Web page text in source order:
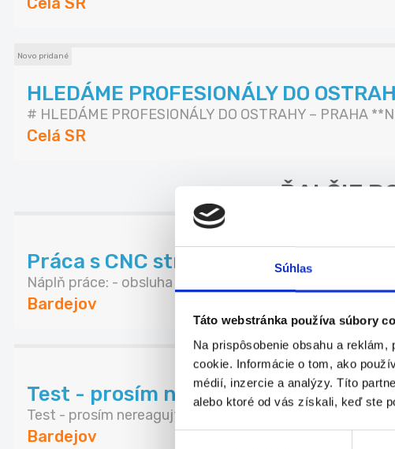
Súhlas
Táto webstránka používa súbory
Na prispôsobenie obsahu a
cookie. Informácie o tom, ako
médií, inzercie a analýzy. Títo
alebo ktoré od vás získali, keď ste
Novo pridané
HLEDÁME PROFESIONÁLY DO
# HLEDÁME PROFESIONÁLY DO OSTRAHY – PRAHA
Celá SR
ĎALŠIE
Práca s CNC strojmi s kompletným
Náplň práce: - obsluha CNC strojov (sústruh, fré...
Bardejov
Test - prosím nereagujte
Test - prosím nereagujte
Bardejov